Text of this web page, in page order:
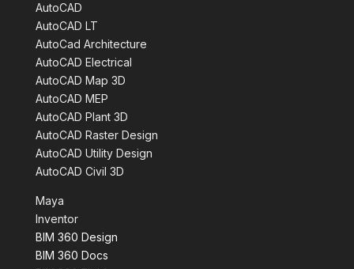
AutoCAD
AutoCAD LT
AutoCad Architecture
AutoCAD Electrical
AutoCAD Map 3D
AutoCAD MEP
AutoCAD Plant 3D
AutoCAD Raster Design
AutoCAD Utility Design
AutoCAD Civil 3D
Maya
Inventor
BIM 360 Design
BIM 360 Docs